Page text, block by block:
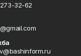
32-62